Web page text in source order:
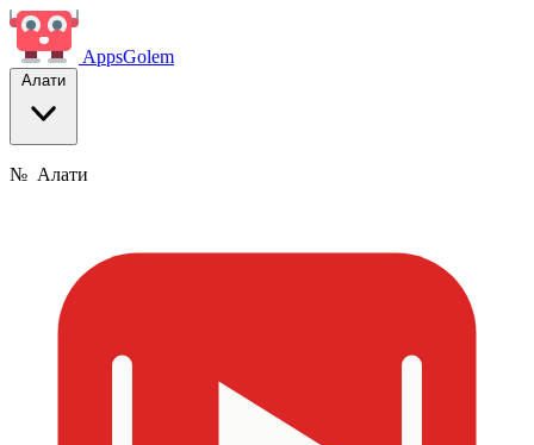
AppsGolem
Алати
№ Алати